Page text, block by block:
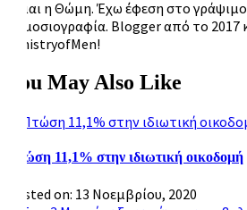
Είμαι η Θώμη. Έχω έφεση στο
δημοσιογραφία. Blogger από το 2017
MinistryofMen!
You May Also Like
Πτώση 11,1% στην ιδιωτική οικοδομή
Posted on: 13 Νοεμβρίου, 2020